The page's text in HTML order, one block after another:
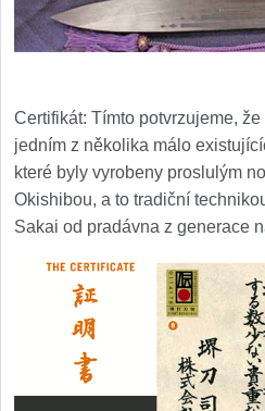
Certifikát: Tímto potvrzujeme,
jedním z několika málo
které byly vyrobeny proslulým
Okishibou, a to tradiční
Sakai od pradávna z generace